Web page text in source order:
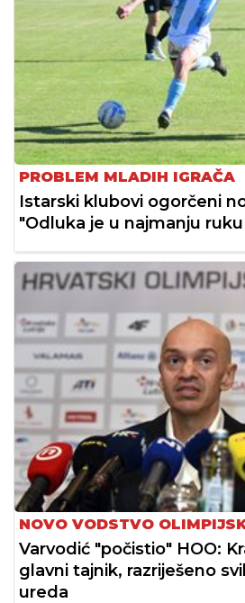
PROBLEM MLADIH IGRAČA
Istarski klubovi ogorčeni
"Odluka je u najmanju
NOVO VODSTVO
Varvodić "počistio" HOO:
glavni tajnik, razriješeno
ureda